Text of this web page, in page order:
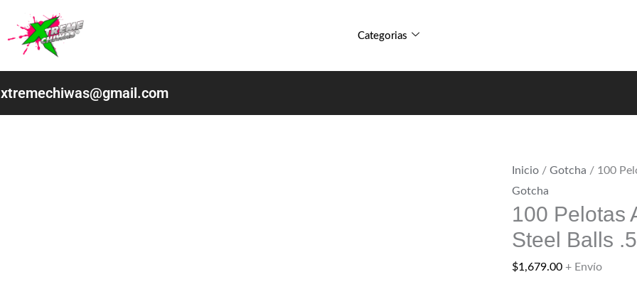
contenido
Categorias
xtremechiwas@gmail.com
Inicio / Gotcha / 100
Gotcha
100 Pelotas
Steel Balls
$1,679.00 + Envío
De
.50
cantidad
Steel
.50